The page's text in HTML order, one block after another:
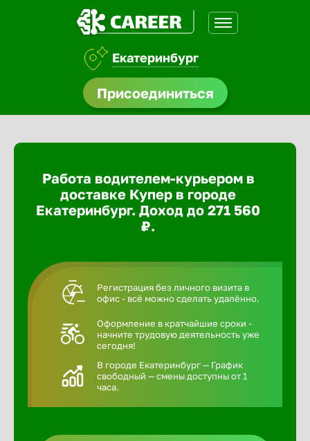
Екатеринбург
Присоединиться
Работа водителем-курьером в
доставке Купер в городе
Екатеринбург. Доход до 271 560
₽.
Регистрация без личного визита в
офис - всё можно сделать удалённо.
Оформление в кратчайшие сроки -
начните трудовую деятельность уже
сегодня!
В городе Екатеринбург — График
свободный — смены доступны от 1
часа.